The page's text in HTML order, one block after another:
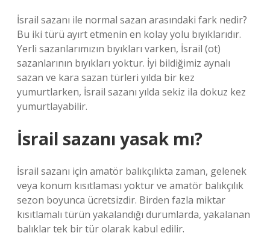
İsrail sazanı ile normal sazan arasındaki fark nedir?
Bu iki türü ayırt etmenin en kolay yolu bıyıklarıdır.
Yerli sazanlarımızın bıyıkları varken, İsrail (ot)
sazanlarının bıyıkları yoktur. İyi bildiğimiz aynalı
sazan ve kara sazan türleri yılda bir kez
yumurtlarken, İsrail sazanı yılda sekiz ila dokuz kez
yumurtlayabilir.
İsrail sazanı yasak mı?
İsrail sazanı için amatör balıkçılıkta zaman, gelenek
veya konum kısıtlaması yoktur ve amatör balıkçılık
sezon boyunca ücretsizdir. Birden fazla miktar
kısıtlamalı türün yakalandığı durumlarda, yakalanan
balıklar tek bir tür olarak kabul edilir.